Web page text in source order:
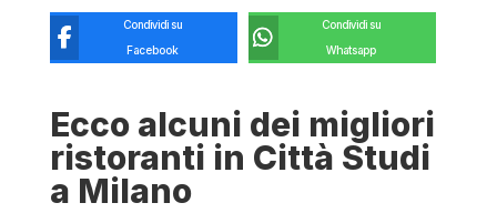
Condividi su
Facebook
Condividi su
Whatsapp
Ecco alcuni dei migliori
ristoranti in Città Studi
a Milano